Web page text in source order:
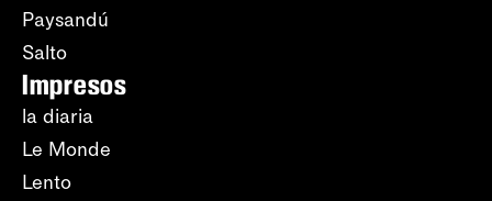
Paysandú
Salto
Impresos
la diaria
Le Monde
Lento